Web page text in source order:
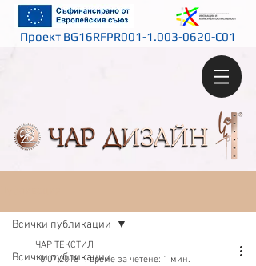
Проект BG16RFPR001-1.003-0620-C01
Всички публикации
Всички публикации
ЧАР ТЕКСТИЛ
10.07.2018 г. време за четене: 1 мин.